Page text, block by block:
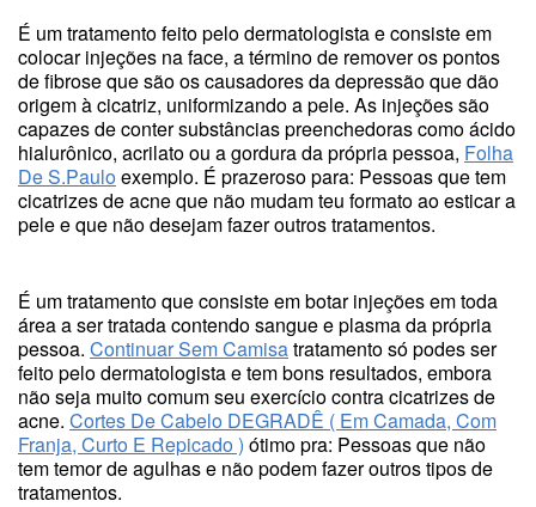
É um tratamento feito pelo dermatologista e consiste em
colocar injeções na face, a término de remover os pontos
de fibrose que são os causadores da depressão que dão
origem à cicatriz, uniformizando a pele. As injeções são
capazes de conter substâncias preenchedoras como ácido
hialurônico, acrilato ou a gordura da própria pessoa, Folha
De S.Pauloexemplo. É prazeroso para: Pessoas que tem
cicatrizes de acne que não mudam teu formato ao esticar a
pele e que não desejam fazer outros tratamentos.
É um tratamento que consiste em botar injeções em toda
área a ser tratada contendo sangue e plasma da própria
pessoa. Continuar Sem Camisatratamento só podes ser
feito pelo dermatologista e tem bons resultados, embora
não seja muito comum seu exercício contra cicatrizes de
acne. Cortes De Cabelo DEGRADÊ ( Em Camada, Com
Franja, Curto E Repicado ) ótimo pra: Pessoas que não
tem temor de agulhas e não podem fazer outros tipos de
tratamentos.